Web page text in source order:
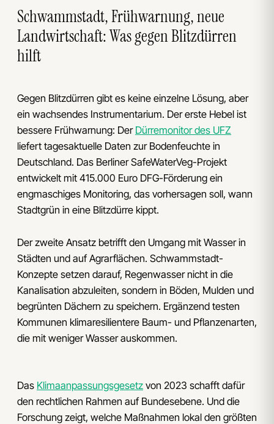
Schwammstadt, Frühwarnung, neue
Landwirtschaft: Was gegen Blitzdürren
hilft
Gegen Blitzdürren gibt es keine einzelne Lösung, aber
ein wachsendes Instrumentarium. Der erste Hebel ist
bessere Frühwarnung: Der Dürremonitor des UFZ
liefert tagesaktuelle Daten zur Bodenfeuchte in
Deutschland. Das Berliner SafeWaterVeg-Projekt
entwickelt mit 415.000 Euro DFG-Förderung ein
engmaschiges Monitoring, das vorhersagen soll, wann
Stadtgrün in eine Blitzdürre kippt.
Der zweite Ansatz betrifft den Umgang mit Wasser in
Städten und auf Agrarflächen. Schwammstadt-
Konzepte setzen darauf, Regenwasser nicht in die
Kanalisation abzuleiten, sondern in Böden, Mulden und
begrünten Dächern zu speichern. Ergänzend testen
Kommunen klimaresilientere Baum- und Pflanzenarten,
die mit weniger Wasser auskommen.
Das Klimaanpassungsgesetz von 2023 schafft dafür
den rechtlichen Rahmen auf Bundesebene. Und die
Forschung zeigt, welche Maßnahmen lokal den größten